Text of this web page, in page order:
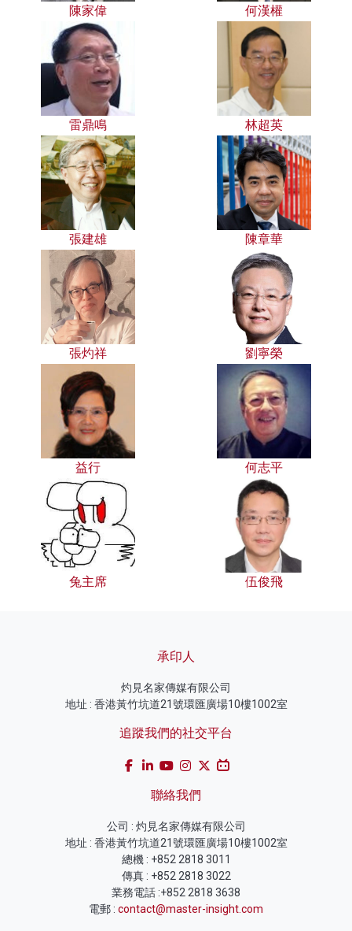
陳家偉 何漢權
雷鼎鳴 林超英
張建雄 陳章華
張灼祥 劉寧榮
益行 何志平
兔主席 伍俊飛
承印人
灼見名家傳媒有限公司
地址 : 香港黃竹坑道21號環匯廣場10樓1002室
追蹤我們的社交平台
聯絡我們
公司 : 灼見名家傳媒有限公司
地址 : 香港黃竹坑道21號環匯廣場10樓1002室
總機 : +852 2818 3011
傳真 : +852 2818 3022
業務電話 :+852 2818 3638
電郵 : contact@master-insight.com